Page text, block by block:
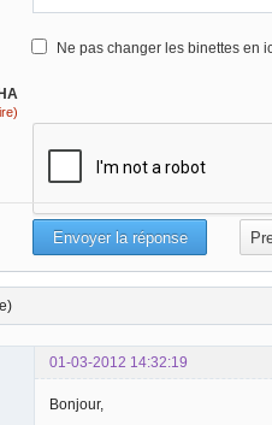
Ne pas changer les binettes en
01-03-2012 14:32:19
Bonjour,